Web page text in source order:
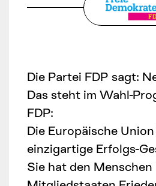
Die Partei FDP sagt:
Das steht im Wahl-
FDP:
Die Europäische
einzigartige Erfolgs-
Sie hat den Menschen